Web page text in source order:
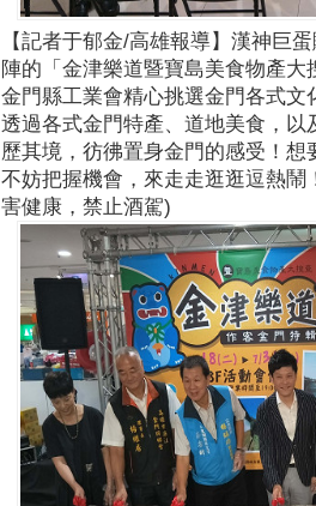
【記者于郁金/高雄報導】漢神巨
陣的「金津樂道暨寶島美食物產
金門縣工業會精心挑選金門各式
透過各式金門特產、道地美食，
歷其境，彷彿置身金門的感受！
不妨把握機會，來走走逛逛逗熱
害健康，禁止酒駕)